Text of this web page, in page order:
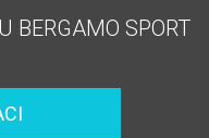
BERGAMO SPORT